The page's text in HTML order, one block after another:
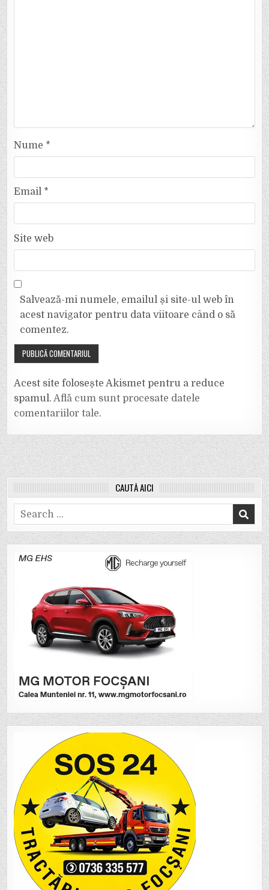
Nume *
Email *
Site web
Salvează-mi numele, emailul și site-ul web în
acest navigator pentru data viitoare când o să
comentez.
Acest site folosește Akismet pentru a reduce
spamul.Află cum sunt procesate datele
comentariilor tale.
CAUTĂ AICI
Search
for: